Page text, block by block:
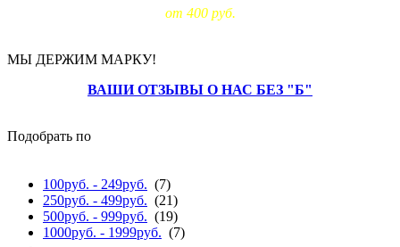
от 400 руб.
МЫ ДЕРЖИМ МАРКУ!
ВАШИ ОТЗЫВЫ О НАС БЕЗ "Б"
Подобрать по
100руб. - 249руб. (7)
250руб. - 499руб. (21)
500руб. - 999руб. (19)
1000руб. - 1999руб. (7)